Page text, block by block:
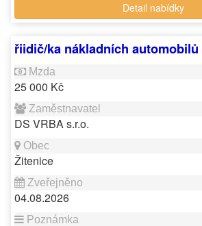
Detail nabídky
řiidič/ka nákladních automobilů
25 000 Kč
DS VRBA s.r.o.
Žitenice
04.08.2026